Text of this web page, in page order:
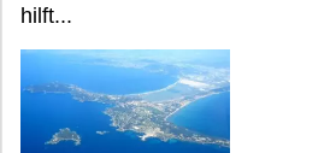
hilft...